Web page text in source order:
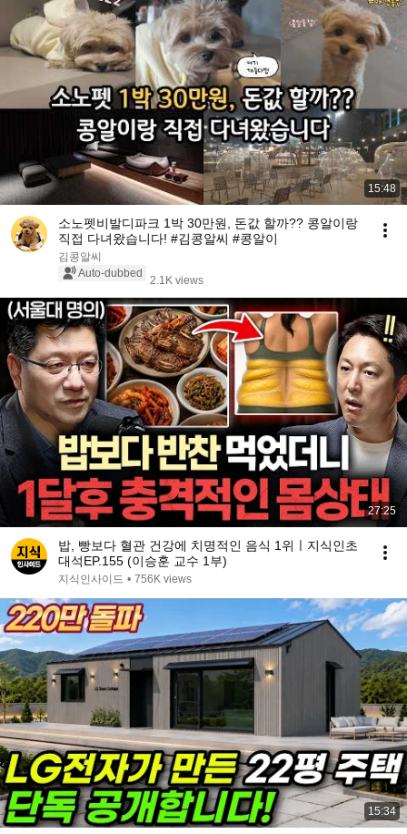
15:48
소노펫비발디파크 1박 30만원, 돈값 할까?? 콩알이랑
직접 다녀왔습니다! #김콩알씨 #콩알이
김콩알씨
Auto-dubbed
2.1K views
27:25
밥, 빵보다 혈관 건강에 치명적인 음식 1위ㅣ지식인초
대석EP.155 (이승훈 교수 1부)
지식인사이드 • 756K views
15:34